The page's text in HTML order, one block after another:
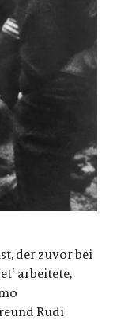
der zuvor bei
arbeitete,
Rudi